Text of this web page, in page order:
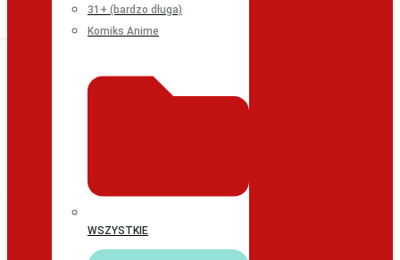
31+ (bardzo długa)
Komiks Anime
WSZYSTKIE